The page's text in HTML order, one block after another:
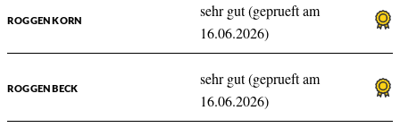
ROGGENKORN
sehr gut (geprueft am
16.06.2026)
ROGGENBECK
sehr gut (geprueft am
16.06.2026)